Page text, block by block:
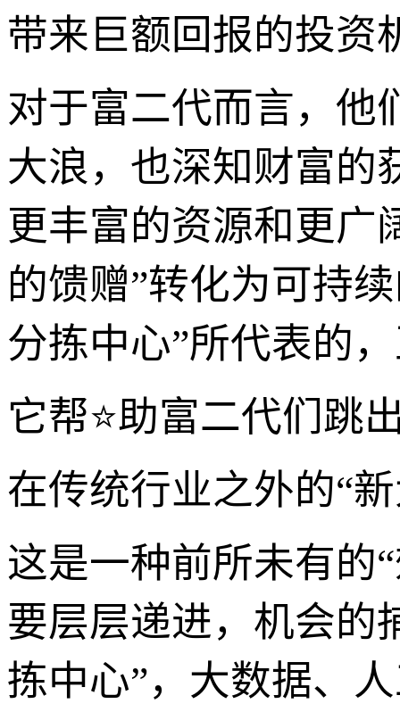
带来巨额回报的投资
对于富二代而言，他
大浪，也深知财富的
更丰富的资源和更广
的馈赠”转化为可持
分拣中心”所代表的
它帮⭐助富二代们跳
在传统行业之外的“
这是一种前所未有的
要层层递进，机会的
拣中心”，大数据、